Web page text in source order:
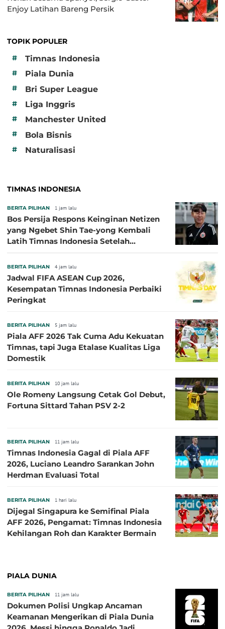
Enjoy Latihan Bareng Persik
TOPIK POPULER
#
Timnas Indonesia
# Piala Dunia
# Bri Super League
# Liga Inggris
# Manchester United
# Bola Bisnis
# Naturalisasi
TIMNAS INDONESIA
BERITA PILIHAN 1 jam lalu
Bos Persija Respons Keinginan Netizen
yang Ngebet Shin Tae-yong Kembali
Latih Timnas Indonesia Setelah
BERITA PILIHAN 4 jam lalu
Jadwal FIFA ASEAN Cup 2026,
Kesempatan Timnas Indonesia Perbaiki
Peringkat
BERITA PILIHAN 5 jam lalu
Piala AFF 2026 Tak Cuma Adu Kekuatan
Timnas, tapi Juga Etalase Kualitas Liga
Domestik
BERITA PILIHAN 10 jam lalu
Ole Romeny Langsung Cetak Gol Debut,
Fortuna Sittard Tahan PSV 2-2
BERITA PILIHAN 11 jam lalu
Timnas Indonesia Gagal di Piala AFF
2026, Luciano Leandro Sarankan John
Herdman Evaluasi Total
BERITA PILIHAN 1 hari lalu
Dijegal Singapura ke Semifinal Piala
AFF 2026, Pengamat: Timnas Indonesia
Kehilangan Roh dan Karakter Bermain
PIALA DUNIA
BERITA PILIHAN 11 jam lalu
Dokumen Polisi Ungkap Ancaman
Keamanan Mengerikan di Piala Dunia